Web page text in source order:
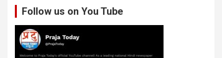
Follow us on You Tube